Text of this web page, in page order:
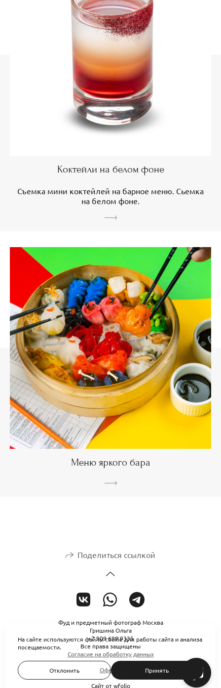
Коктейли на белом фоне
Съемка мини коктейлей на барное меню. Сьемка
на белом фоне.
Меню яркого бара
Поделиться ссылкой
Фуд и предметный фотограф Москва
Гришина Ольга
+7 909 699 9335
Все права защищены
Согласие на обработку данных
Оферта
Сайт отwfolio
На сайте используются файлы cookie для работы сайта и анализа
посещаемости.
Отклонить Принять